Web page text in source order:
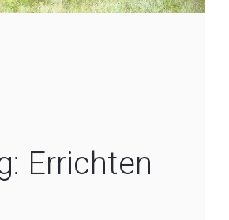
Errichten